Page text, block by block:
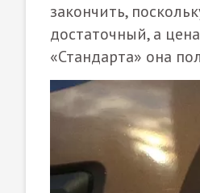
закончить,
достаточный, а
«Стандарта» она